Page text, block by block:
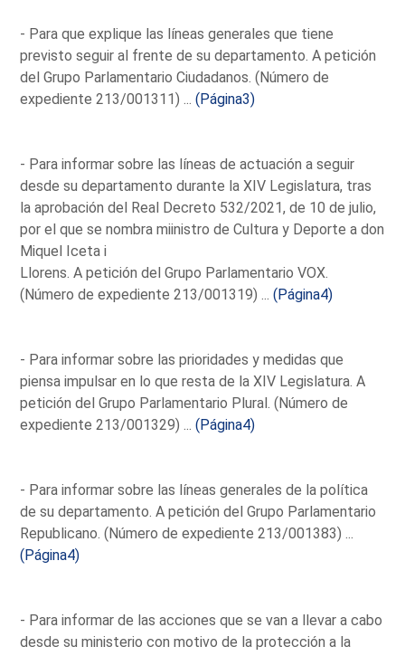
- Para que explique las líneas generales que tiene
previsto seguir al frente de su departamento. A petición
del Grupo Parlamentario Ciudadanos. (Número de
expediente 213/001311) ...(Página3)
- Para informar sobre las líneas de actuación a seguir
desde su departamento durante la XIV Legislatura, tras
la aprobación del Real Decreto 532/2021, de 10 de julio,
por el que se nombra miinistro de Cultura y Deporte a don
Miquel Iceta i
Llorens. A petición del Grupo Parlamentario VOX.
(Número de expediente 213/001319) ...(Página4)
- Para informar sobre las prioridades y medidas que
piensa impulsar en lo que resta de la XIV Legislatura. A
petición del Grupo Parlamentario Plural. (Número de
expediente 213/001329) ...(Página4)
- Para informar sobre las líneas generales de la política
de su departamento. A petición del Grupo Parlamentario
Republicano. (Número de expediente 213/001383) ...
(Página4)
- Para informar de las acciones que se van a llevar a cabo
desde su ministerio con motivo de la protección a la